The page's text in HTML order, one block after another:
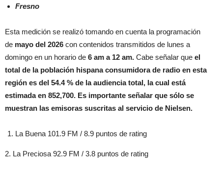
Fresno
Esta medición se realizó tomando en cuenta la programación
de mayo del 2026 con contenidos transmitidos de lunes a
domingo en un horario de 6 am a 12 am. Cabe señalar que el
total de la población hispana consumidora de radio en esta
región es del 54.4 % de la audiencia total, la cual está
estimada en 852,700. Es importante señalar que sólo se
muestran las emisoras suscritas al servicio de Nielsen.
La Buena 101.9 FM / 8.9 puntos de rating
2. La Preciosa 92.9 FM / 3.8 puntos de rating